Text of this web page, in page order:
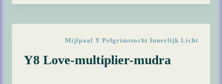
EN
HEALING
Mijlpaal Y Pelgrimstocht Innerlijk Licht
Y8 Love-multiplier-mudra